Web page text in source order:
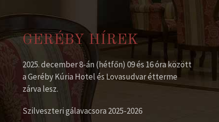
GERÉBY HÍREK
2025. december 8-án (hétfőn) 09 és 16 óra között
a Geréby Kúria Hotel és Lovasudvar étterme
zárva lesz.
Szilveszteri gálavacsora 2025-2026